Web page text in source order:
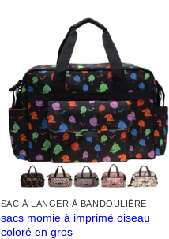
SAC À LANGER À BANDOULIÈRE
sacs momie à imprimé oiseau
coloré en gros